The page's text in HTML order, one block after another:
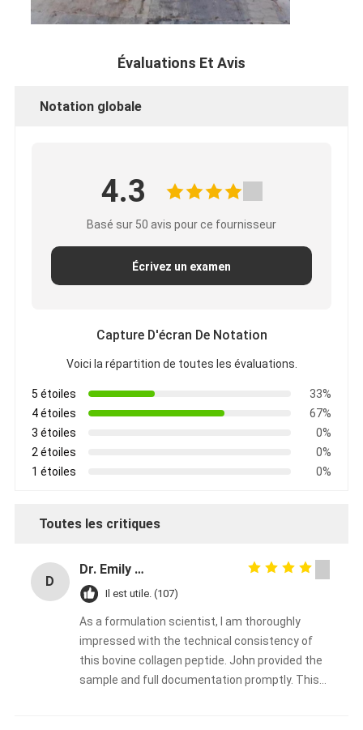
Évaluations Et Avis
Notation globale
4.3
Basé sur 50 avis pour ce fournisseur
Écrivez un examen
Capture D'écran De Notation
Voici la répartition de toutes les évaluations.
5 étoiles
33%
4 étoiles
67%
3 étoiles
0%
2 étoiles
0%
1 étoiles
0%
Toutes les critiques
D
Dr. Emily Carter
Il est utile. (107)
As a formulation scientist, I am thoroughly
impressed with the technical consistency of
this bovine collagen peptide. John provided the
sample and full documentation promptly. This